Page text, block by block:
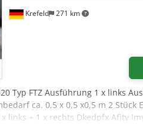
Krefeld 271 km
Typ FTZ Ausführung 1 x links
ca. 0,5 x 0,5 x0,5 m 2 Stück
x links + 1 x rechts Dkedpfx Afjtv